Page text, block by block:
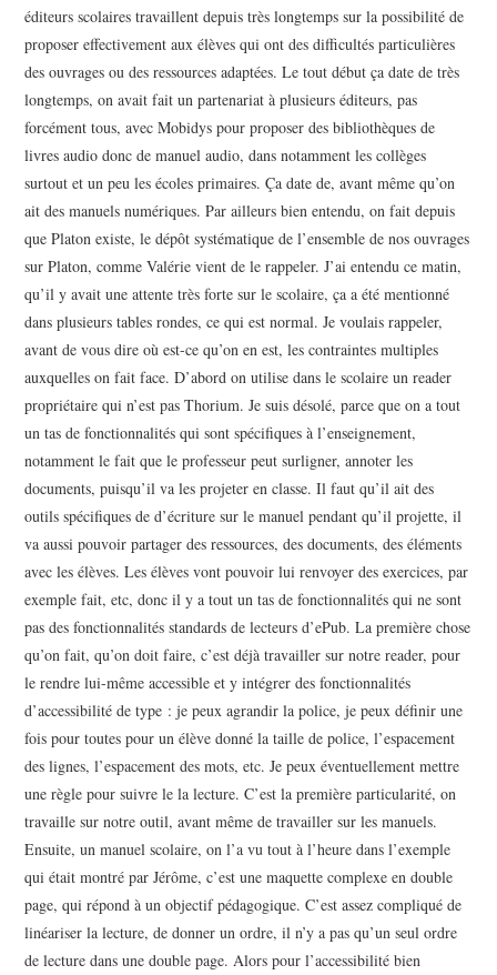
éditeurs scolaires travaillent depuis très longtemps sur la possibilité de
proposer effectivement aux élèves qui ont des difficultés particulières
des ouvrages ou des ressources adaptées. Le tout début ça date de très
longtemps, on avait fait un partenariat à plusieurs éditeurs, pas
forcément tous, avec Mobidys pour proposer des bibliothèques de
livres audio donc de manuel audio, dans notamment les collèges
surtout et un peu les écoles primaires. Ça date de, avant même qu’on
ait des manuels numériques. Par ailleurs bien entendu, on fait depuis
que Platon existe, le dépôt systématique de l’ensemble de nos ouvrages
sur Platon, comme Valérie vient de le rappeler. J’ai entendu ce matin,
qu’il y avait une attente très forte sur le scolaire, ça a été mentionné
dans plusieurs tables rondes, ce qui est normal. Je voulais rappeler,
avant de vous dire où est-ce qu’on en est, les contraintes multiples
auxquelles on fait face. D’abord on utilise dans le scolaire un reader
propriétaire qui n’est pas Thorium. Je suis désolé, parce que on a tout
un tas de fonctionnalités qui sont spécifiques à l’enseignement,
notamment le fait que le professeur peut surligner, annoter les
documents, puisqu’il va les projeter en classe. Il faut qu’il ait des
outils spécifiques de d’écriture sur le manuel pendant qu’il projette, il
va aussi pouvoir partager des ressources, des documents, des éléments
avec les élèves. Les élèves vont pouvoir lui renvoyer des exercices, par
exemple fait, etc, donc il y a tout un tas de fonctionnalités qui ne sont
pas des fonctionnalités standards de lecteurs d’ePub. La première chose
qu’on fait, qu’on doit faire, c’est déjà travailler sur notre reader, pour
le rendre lui-même accessible et y intégrer des fonctionnalités
d’accessibilité de type : je peux agrandir la police, je peux définir une
fois pour toutes pour un élève donné la taille de police, l’espacement
des lignes, l’espacement des mots, etc. Je peux éventuellement mettre
une règle pour suivre le la lecture. C’est la première particularité, on
travaille sur notre outil, avant même de travailler sur les manuels.
Ensuite, un manuel scolaire, on l’a vu tout à l’heure dans l’exemple
qui était montré par Jérôme, c’est une maquette complexe en double
page, qui répond à un objectif pédagogique. C’est assez compliqué de
linéariser la lecture, de donner un ordre, il n’y a pas qu’un seul ordre
de lecture dans une double page. Alors pour l’accessibilité bien